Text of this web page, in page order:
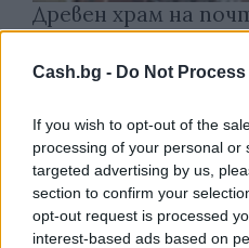
Cash.bg - Do Not
If you wish to opt-out of the
processing of your personal or
targeted advertising by us,
section to confirm your
opt-out request is processed
interest-based ads based on
Древен храм на
откриха под кафене
Полша